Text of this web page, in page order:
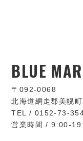
BLUE
〒092-0068
北海道網走郡美幌
TEL / 0152-73-
営業時間 / 9:00-